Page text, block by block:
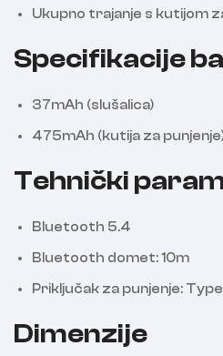
Ukupno trajanje s kutijom
Specifikacije
37mAh (slušalica)
475mAh (kutija za
Tehnički
Bluetooth 5.4
Bluetooth domet: 10m
Priključak za punjenje:
Dimenzije